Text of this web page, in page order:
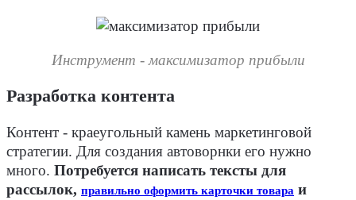
Инструмент - максимизатор прибыли
Разработка контента
Контент - краеугольный камень маркетинговой
стратегии. Для создания автоворнки его нужно
много. Потребуется написать тексты для
рассылок, правильно оформить карточки товара и